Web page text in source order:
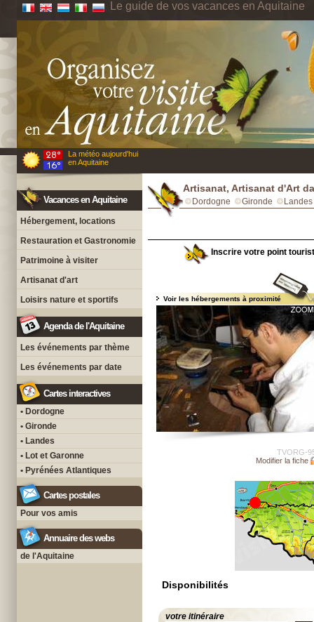
Le guide de vos vacances en Aquitaine
La météo aujourd'hui
en Aquitaine
Vacances en Aquitaine
Hébergement, locations
Restauration et Gastronomie
Patrimoine à visiter
Artisanat d'art
Loisirs nature et sportifs
Agenda de l'Aquitaine
Les événements par thème
Les événements par date
Cartes interactives
• Dordogne
• Gironde
• Landes
• Lot et Garonne
• Pyrénées Atlantiques
Cartes postales
Pour vos amis
Annuaire des webs
de l'Aquitaine
Artisanat, Artisanat d'Art
Dordogne Gironde Landes
Inscrire votre point
Voir les hébergements à proximité
TVORG-
Modifier la fiche
Disponibilités
votre itinéraire